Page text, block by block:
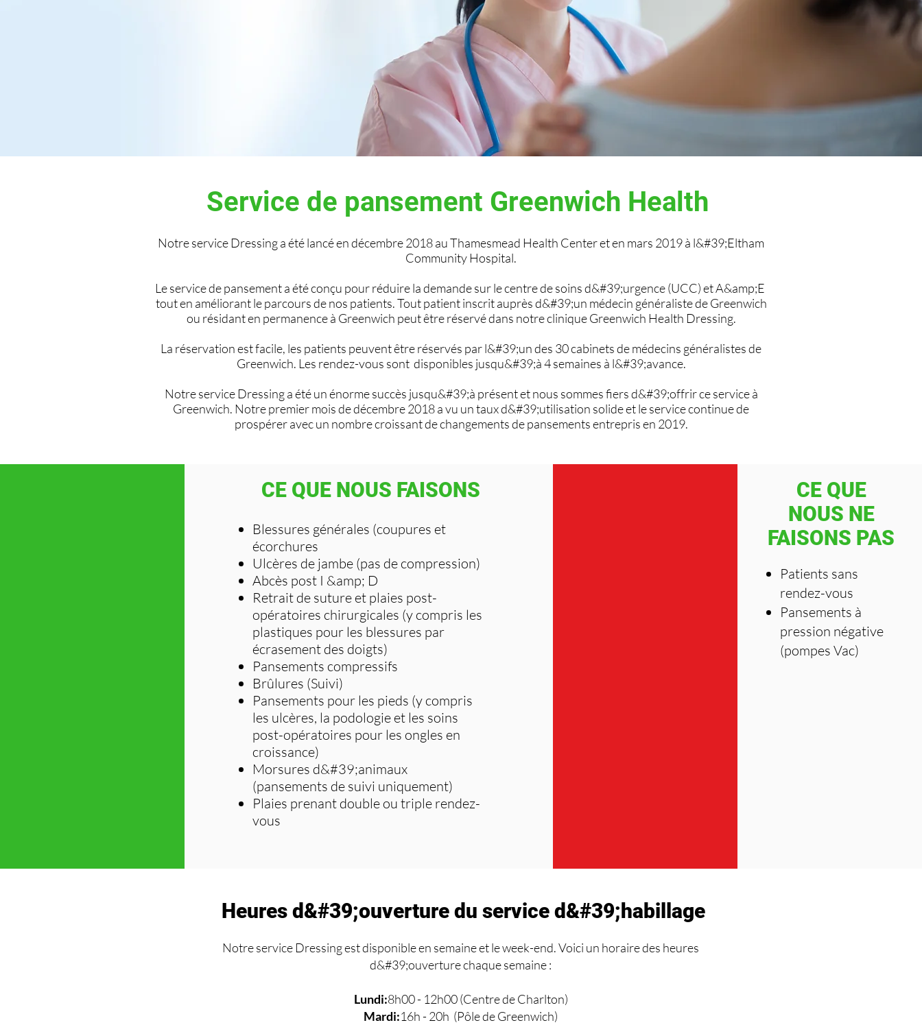
Service de pansement Greenwich Health
Notre service Dressing a été lancé en décembre 2018 au Thamesmead Health Center et en mars 2019 à l&#39;Eltham
Community Hospital.
Le service de pansement a été conçu pour réduire la demande sur le centre de soins d&#39;urgence (UCC) et A&amp;E
tout en améliorant le parcours de nos patients. Tout patient inscrit auprès d&#39;un médecin généraliste de Greenwich
ou résidant en permanence à Greenwich peut être réservé dans notre clinique Greenwich Health Dressing.
La réservation est facile, les patients peuvent être réservés par l&#39;un des 30 cabinets de médecins généralistes de
Greenwich. Les rendez-vous sont disponibles jusqu&#39;à 4 semaines à l&#39;avance.
Notre service Dressing a été un énorme succès jusqu&#39;à présent et nous sommes fiers d&#39;offrir ce service à
Greenwich. Notre premier mois de décembre 2018 a vu un taux d&#39;utilisation solide et le service continue de
prospérer avec un nombre croissant de changements de pansements entrepris en 2019.
CE QUE NOUS FAISONS
Blessures générales (coupures et
écorchures
Ulcères de jambe (pas de compression)
Abcès post I &amp; D
Retrait de suture et plaies post-
opératoires chirurgicales (y compris les
plastiques pour les blessures par
écrasement des doigts)
Pansements compressifs
Brûlures (Suivi)
Pansements pour les pieds (y compris
les ulcères, la podologie et les soins
post-opératoires pour les ongles en
croissance)
Morsures d&#39;animaux
(pansements de suivi uniquement)
Plaies prenant double ou triple rendez-
vous
CE QUE
NOUS NE
FAISONS PAS
Patients sans
rendez-vous
Pansements à
pression négative
(pompes Vac)
Heures d&#39;ouverture du service d&#39;habillage
Notre service Dressing est disponible en semaine et le week-end. Voici un horaire des heures
d&#39;ouverture chaque semaine :
Lundi:8h00 - 12h00 (Centre de Charlton)
Mardi:16h - 20h (Pôle de Greenwich)